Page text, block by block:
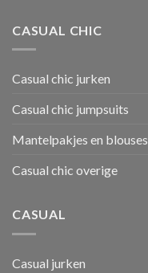
CASUAL CHIC
Casual chic jurken
Casual chic jumpsuits
Mantelpakjes en blouses
Casual chic overige
CASUAL
Casual jurken